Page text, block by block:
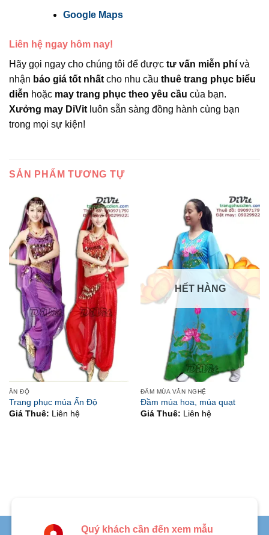
Google Maps
Liên hệ ngay hôm nay!
Hãy gọi ngay cho chúng tôi để được tư vấn miễn phí và
nhận báo giá tốt nhất cho nhu cầu thuê trang phục biểu
diễn hoặc may trang phục theo yêu cầu của bạn.
Xưởng may DiVit luôn sẵn sàng đồng hành cùng bạn
trong mọi sự kiện!
SẢN PHẨM TƯƠNG TỰ
ẤN ĐỘ
Trang phục múa Ấn Độ
Giá Thuê:
Liên hệ
HẾT HÀNG
ĐẦM MÚA VĂN NGHỆ
Đầm múa hoa, múa quạt
Giá Thuê:
Liên hệ
Quý khách cần đến xem mẫu